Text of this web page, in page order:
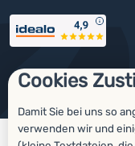
Cookies
Damit Sie bei uns so
verwenden wir und
Auszeichnungen
© 2026 ForCamping